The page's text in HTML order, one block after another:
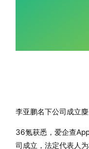
李亚鹏名下公司成立麋
36氪获悉，爱企查
司成立，法定代表人